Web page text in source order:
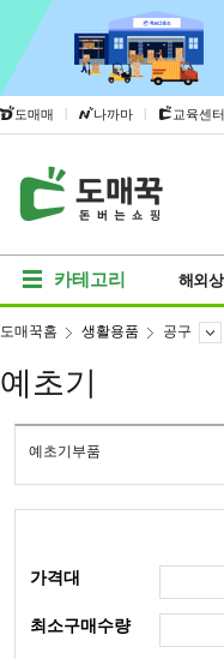
도매매 | 나까마 | 교육센터
카테고리 해외
도매꾹홈 생활용품 공구
예초기
예초기부품
가격대
최소구매수량